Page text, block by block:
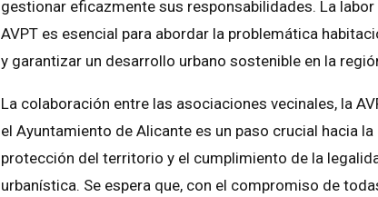
gestionar eficazmente sus responsabilidades. La labor
AVPT es esencial para abordar la problemática
y garantizar un desarrollo urbano sostenible en la
La colaboración entre las asociaciones vecinales, la
el Ayuntamiento de Alicante es un paso crucial hacia la
protección del territorio y el cumplimiento de la
urbanística. Se espera que, con el compromiso de